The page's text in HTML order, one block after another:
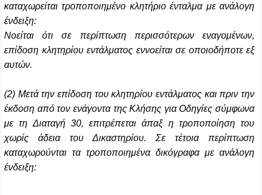
καταχωρείται τροποποιημένο κλητήριο ένταλμα με ανάλογη
ένδειξη:
Νοείται ότι σε περίπτωση περισσότερων εναγομένων,
επίδοση κλητηρίου εντάλματος εννοείται σε οποιοδήποτε εξ
αυτών.
(2) Μετά την επίδοση του κλητηρίου εντάλματος και πριν την
έκδοση από τον ενάγοντα της Κλήσης για Οδηγίες σύμφωνα
με τη Διαταγή 30, επιτρέπεται άπαξ η τροποποίηση του
χωρίς άδεια του Δικαστηρίου. Σε τέτοια περίπτωση
καταχωρούνται τα τροποποιημένα δικόγραφα με ανάλογη
ένδειξη: